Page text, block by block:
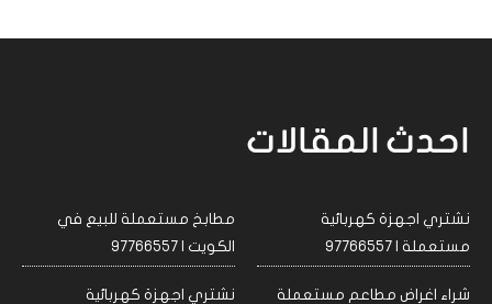
احدث المقالات
نشتري اجهزة كهربائية
مستعملة | 97766557
مطابخ مستعملة للبيع في
الكويت | 97766557
شراء اغراض مطاعم مستعملة
نشتري اجهزة كهربائية